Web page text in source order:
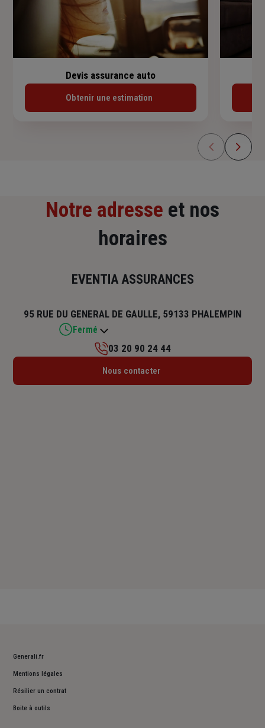
Devis assurance auto
Obtenir une estimation
Notre adresse et nos
horaires
EVENTIA ASSURANCES
95 RUE DU GENERAL DE GAULLE, 59133 PHALEMPIN
Fermé
Lundi : 09h – 12h / 14h – 18h
03 20 90 24 44
Nous contacter
Generali.fr
Mentions légales
Résilier un contrat
Boite à outils